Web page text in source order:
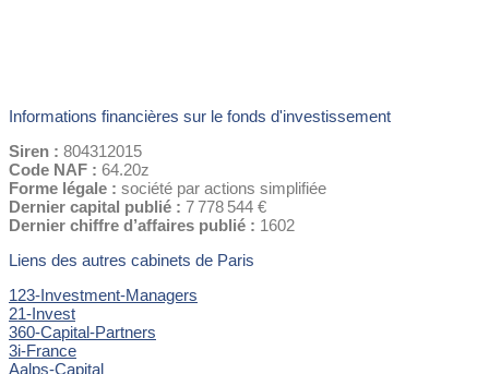
Informations financières sur le fonds d'investissement
Siren : 804312015
Code NAF : 64.20z
Forme légale : société par actions simplifiée
Dernier capital publié : 7 778 544 €
Dernier chiffre d’affaires publié : 1602
Liens des autres cabinets de Paris
123-Investment-Managers
21-Invest
360-Capital-Partners
3i-France
Aalps-Capital